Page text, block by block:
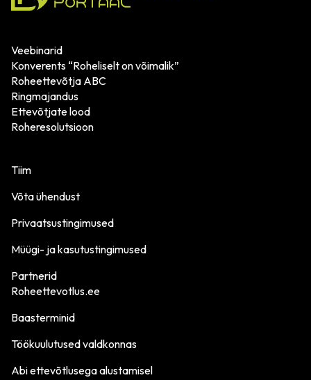
Veebinarid
Konverents “Roheliselt on võimalik”
Roheettevõtja ABC
Ringmajandus
Ettevõtjate lood
Roheresolutsioon
Tiim
Võta ühendust
Privaatsustingimused
Müügi- ja kasutustingimused
Partnerid
Roheettevotlus.ee
Baasterminid
Töökuulutused valdkonnas
Abi ettevõtlusega alustamisel